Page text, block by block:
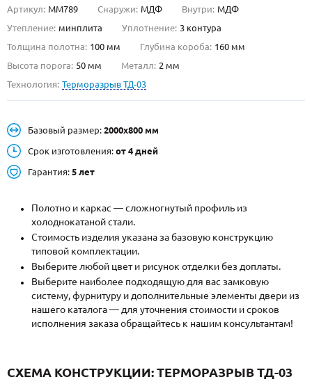
О НАС
Металлические двери от производителя с доставкой и установкой в
НАЙТИ:
ПН-СБ - с 9:00 до 21:00, ВС - до 19:00
ЗАПРОСИТЬ РАСЧЕТ
Каталог Как купить
Записаться на замер
Артикул: ММ789 Снаружи: МДФ Внутри: МДФ
Утепление: минплита Уплотнение: 3 контура
Толщина полотна: 100 мм Глубина короба: 160 мм
Высота порога: 50 мм Металл: 2 мм
Технология: Терморазрыв ТД-03
Базовый размер: 2000х800 мм
Срок изготовления: от 4 дней
Гарантия: 5 лет
Полотно и каркас — сложногнутый профиль из
холоднокатаной стали.
Стоимость изделия указана за базовую конструкцию
типовой комплектации.
Выберите любой цвет и рисунок отделки без доплаты.
Выберите наиболее подходящую для вас замковую
систему, фурнитуру и дополнительные элементы двери из
нашего каталога — для уточнения стоимости и сроков
исполнения заказа обращайтесь к нашим консультантам!
СХЕМА КОНСТРУКЦИИ: ТЕРМОРАЗРЫВ ТД-03